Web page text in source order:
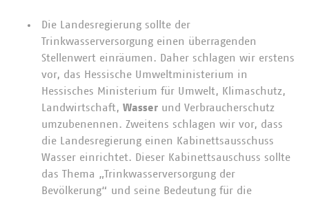
Die Landesregierung sollte der
Trinkwasserversorgung einen überragenden
Stellenwert einräumen. Daher schlagen wir erstens
vor, das Hessische Umweltministerium in
Hessisches Ministerium für Umwelt, Klimaschutz,
Landwirtschaft, Wasser und Verbraucherschutz
umzubenennen. Zweitens schlagen wir vor, dass
die Landesregierung einen Kabinettsausschuss
Wasser einrichtet. Dieser Kabinettsauschuss sollte
das Thema „Trinkwasserversorgung der
Bevölkerung“ und seine Bedeutung für die